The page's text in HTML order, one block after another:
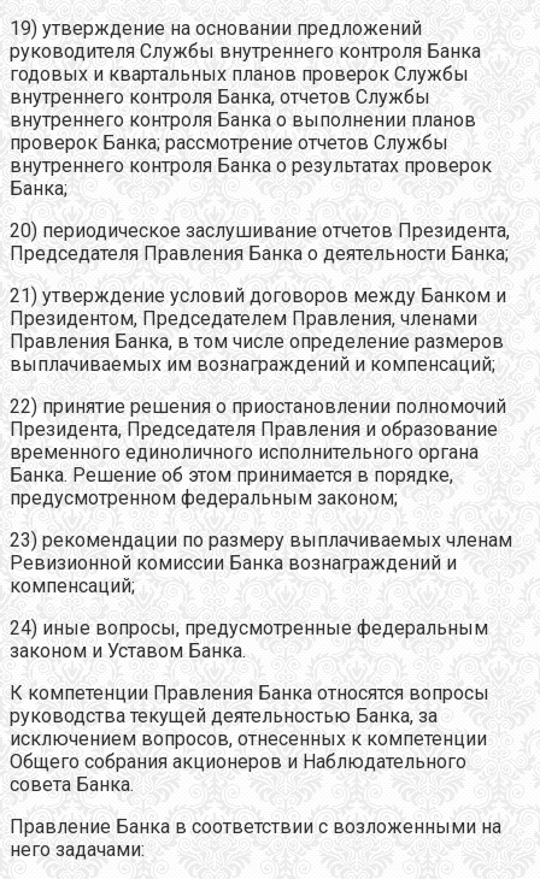
19) утверждение на основании предложений
руководителя Службы внутреннего контроля Банка
годовых и квартальных планов проверок Службы
внутреннего контроля Банка, отчетов Службы
внутреннего контроля Банка о выполнении планов
проверок Банка; рассмотрение отчетов Службы
внутреннего контроля Банка о результатах проверок
Банка;
20) периодическое заслушивание отчетов Президента,
Председателя Правления Банка о деятельности Банка;
21) утверждение условий договоров между Банком и
Президентом, Председателем Правления, членами
Правления Банка, в том числе определение размеров
выплачиваемых им вознаграждений и компенсаций;
22) принятие решения о приостановлении полномочий
Президента, Председателя Правления и образование
временного единоличного исполнительного органа
Банка. Решение об этом принимается в порядке,
предусмотренном федеральным законом;
23) рекомендации по размеру выплачиваемых членам
Ревизионной комиссии Банка вознаграждений и
компенсаций;
24) иные вопросы, предусмотренные федеральным
законом и Уставом Банка.
К компетенции Правления Банка относятся вопросы
руководства текущей деятельностью Банка, за
исключением вопросов, отнесенных к компетенции
Общего собрания акционеров и Наблюдательного
совета Банка.
Правление Банка в соответствии с возложенными на
него задачами: